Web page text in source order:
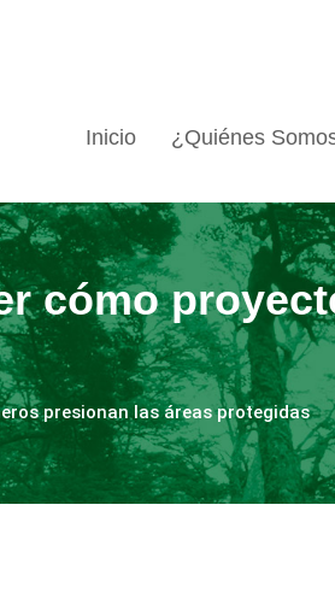
Inicio ¿Quiénes
cómo
presionan las áreas protegidas